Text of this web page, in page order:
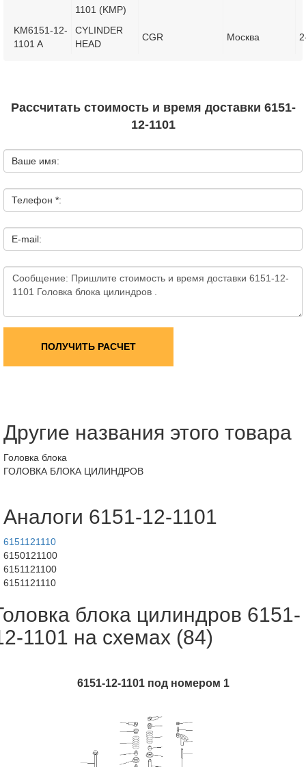
1101 (KMP)
KM6151-12-
1101 A
CYLINDER
HEAD
CGR Москва
Рассчитать стоимость и время доставки 6151-
12-1101
Ваше имя:
Телефон *:
E-mail:
ПОЛУЧИТЬ РАСЧЕТ
Другие названия этого товара
Головка блока
ГОЛОВКА БЛОКА ЦИЛИНДРОВ
Аналоги 6151-12-1101
6151121110
6150121100
6151121100
6151121110
блока цилиндров 6151-
1101 на схемах (84)
6151-12-1101 под номером 1